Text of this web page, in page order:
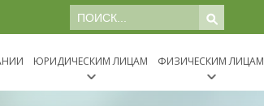
Поиск
ЮРИДИЧЕСКИМ ЛИЦАМ ФИЗИЧЕСКИМ ЛИЦАМ